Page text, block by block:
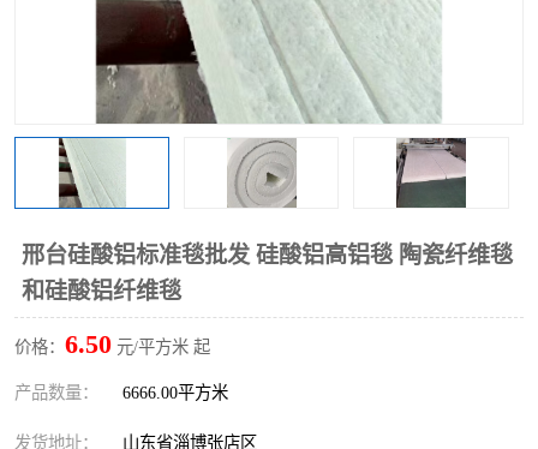
邢台硅酸铝标准毯批发 硅酸铝高铝毯 陶瓷纤维毯
和硅酸铝纤维毯
价格： 6.50 元/平方米 起
产品数量： 6666.00平方米
发货地址： 山东省淄博张店区